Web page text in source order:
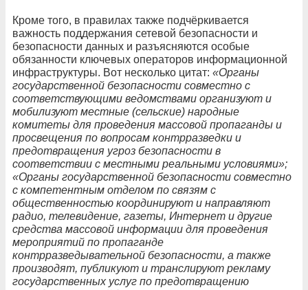
Кроме того, в правилах также подчёркивается
важность поддержания сетевой безопасности и
безопасности данных и разъясняются особые
обязанности ключевых операторов информационной
инфраструктуры. Вот несколько цитат: «Органы
государственной безопасности совместно с
соответствующими ведомствами организуют и
мобилизуют местные (сельские) народные
комитеты для проведения массовой пропаганды и
просвещения по вопросам контрразведки и
предотвращения угроз безопасности в
соответствии с местными реальными условиями»;
«Органы государственной безопасности совместно
с компетентным отделом по связям с
общественностью координируют и направляют
радио, телевидение, газеты, Интернет и другие
средства массовой информации для проведения
мероприятий по пропаганде
контрразведывательной безопасности, а также
производят, публикуют и транслируют рекламу
государственных услуг по предотвращению